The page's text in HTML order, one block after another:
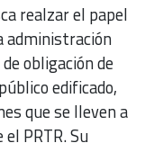
realzar el papel
administración
obligación de
edificado,
que se lleven a
PRTR. Su